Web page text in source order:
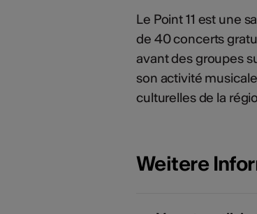
Le Point 11 est une
de 40 concerts
avant des groupes
son activité
culturelles de la
Weitere